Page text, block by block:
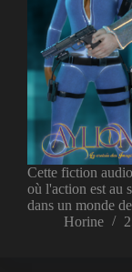
Cette fiction
où l'action est au
dans un monde
Horine